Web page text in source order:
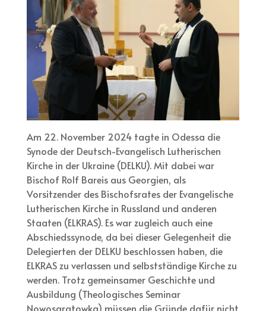
Am 22. November 2024 tagte in Odessa die
Synode der Deutsch-Evangelisch Lutherischen
Kirche in der Ukraine (DELKU). Mit dabei war
Bischof Rolf Bareis aus Georgien, als
Vorsitzender des Bischofsrates der Evangelische
Lutherischen Kirche in Russland und anderen
Staaten (ELKRAS). Es war zugleich auch eine
Abschiedssynode, da bei dieser Gelegenheit die
Delegierten der DELKU beschlossen haben, die
ELKRAS zu verlassen und selbstständige Kirche zu
werden. Trotz gemeinsamer Geschichte und
Ausbildung (Theologisches Seminar
Nowosaratowka) müssen die Gründe dafür nicht